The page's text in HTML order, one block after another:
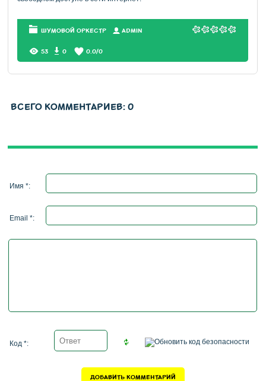
ШУМОВОЙ ОРКЕСТР АDMIN
53 0 0.0/0
ВСЕГО КОММЕНТАРИЕВ:0
Имя *:
Email *:
Код *: